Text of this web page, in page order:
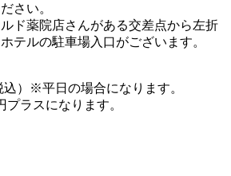
さい。
ド薬院店さんがある交差点から左折
テルの駐車場入口がございます。
）※平日の場合になります。
ラスになります。